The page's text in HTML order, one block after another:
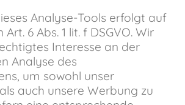
Analyse-Tools erfolgt auf
6 Abs. 1 lit. f DSGVO. Wir
Interesse an der
Analyse des
um sowohl unser
auch unsere Werbung zu